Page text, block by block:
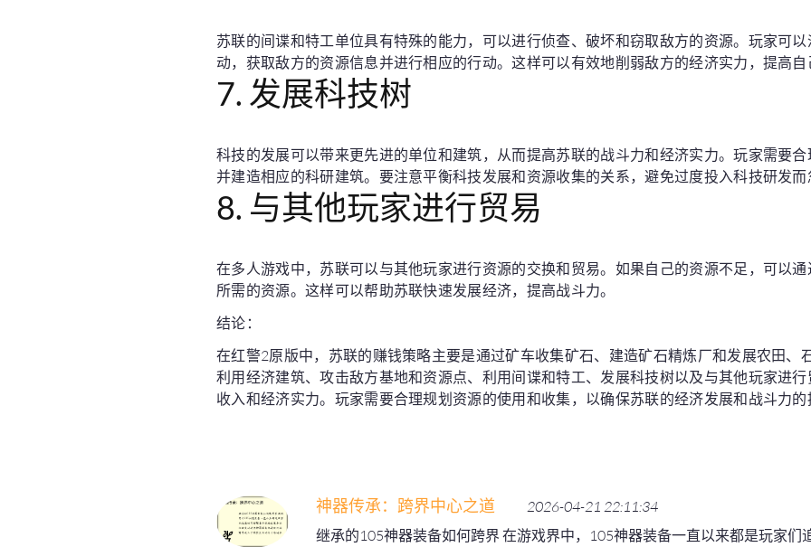
苏联的间谍和特工单位具有特殊的能力，可以进行侦查、破坏和窃取敌方的资源。玩家可
动，获取敌方的资源信息并进行相应的行动。这样可以有效地削弱敌方的经济实力，提高自
7. 发展科技树
科技的发展可以带来更先进的单位和建筑，从而提高苏联的战斗力和经济实力。玩家需要合
并建造相应的科研建筑。要注意平衡科技发展和资源收集的关系，避免过度投入科技研发而
8. 与其他玩家进行贸易
在多人游戏中，苏联可以与其他玩家进行资源的交换和贸易。如果自己的资源不足，可以
所需的资源。这样可以帮助苏联快速发展经济，提高战斗力。
结论：
在红警2原版中，苏联的赚钱策略主要是通过矿车收集矿石、建造矿石精炼厂和发展农田、
利用经济建筑、攻击敌方基地和资源点、利用间谍和特工、发展科技树以及与其他玩家进
收入和经济实力。玩家需要合理规划资源的使用和收集，以确保苏联的经济发展和战斗力的
神器传承：跨界中心之道
2026-04-21 22:11:34
继承的105神器装备如何跨界 在游戏界中，105神器装备一直以来都是玩家们